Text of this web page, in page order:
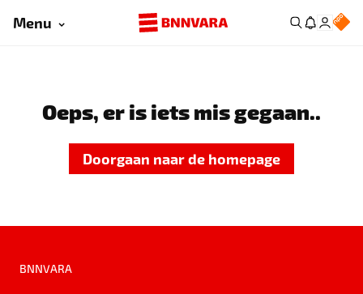
Menu
Oeps, er is iets mis gegaan..
Doorgaan naar de homepage
BNNVARA